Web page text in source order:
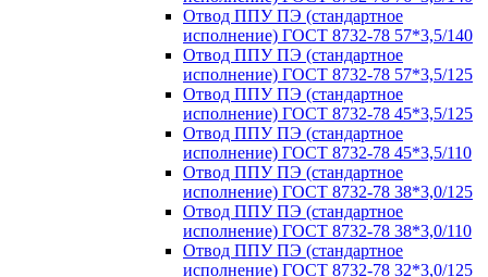
Отвод ППУ ПЭ (стандартное
исполнение) ГОСТ 8732-78 57*3,5/140
Отвод ППУ ПЭ (стандартное
исполнение) ГОСТ 8732-78 57*3,5/125
Отвод ППУ ПЭ (стандартное
исполнение) ГОСТ 8732-78 45*3,5/125
Отвод ППУ ПЭ (стандартное
исполнение) ГОСТ 8732-78 45*3,5/110
Отвод ППУ ПЭ (стандартное
исполнение) ГОСТ 8732-78 38*3,0/125
Отвод ППУ ПЭ (стандартное
исполнение) ГОСТ 8732-78 38*3,0/110
Отвод ППУ ПЭ (стандартное
исполнение) ГОСТ 8732-78 32*3,0/125